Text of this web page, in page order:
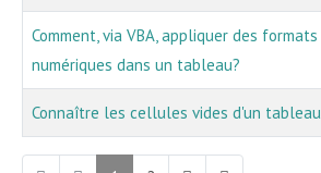
Comment, via VBA, appliquer des formats
numériques dans un tableau?
Connaître les cellules vides d'un tableau